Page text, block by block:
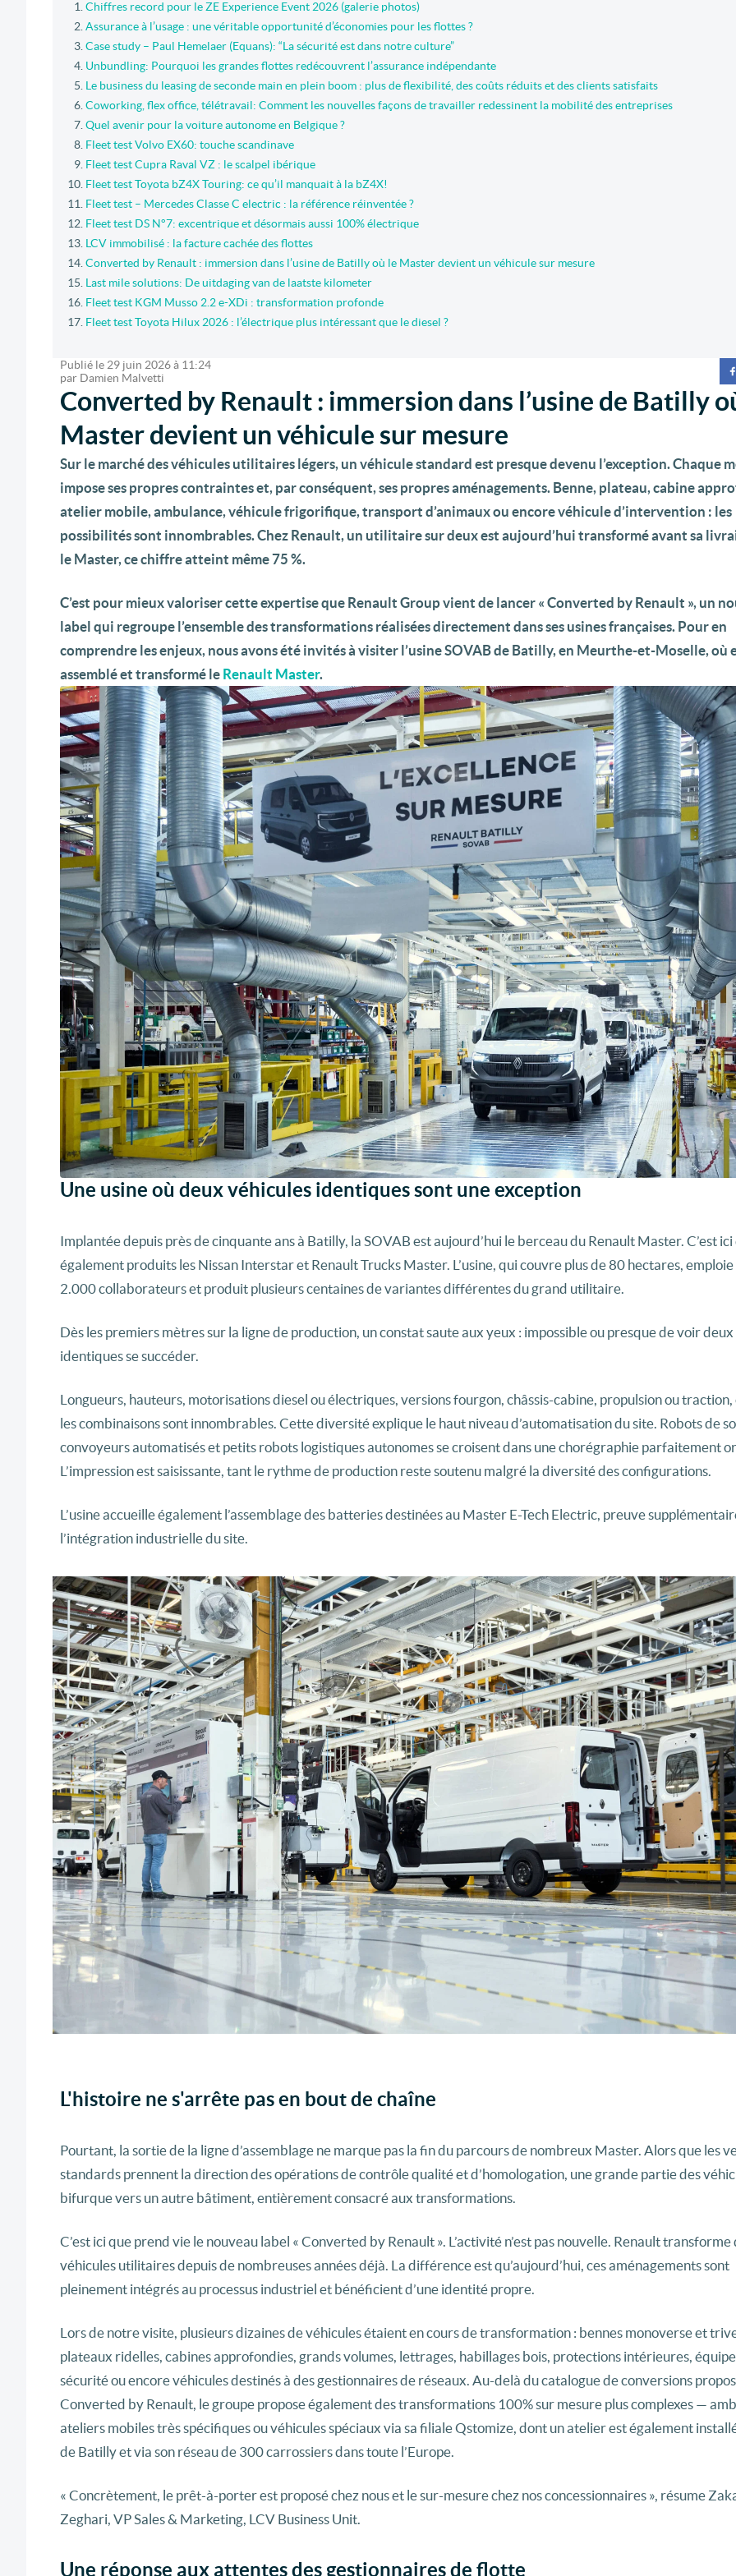
Chiffres record pour le ZE Experience Event 2026 (galerie photos)
Assurance à l’usage : une véritable opportunité d’économies pour les flottes ?
Case study – Paul Hemelaer (Equans): “La sécurité est dans notre culture”
Unbundling: Pourquoi les grandes flottes redécouvrent l’assurance indépendante
Le business du leasing de seconde main en plein boom : plus de flexibilité, des coûts réduits et des clients satisfaits
Coworking, flex office, télétravail: Comment les nouvelles façons de travailler redessinent la mobilité des entreprises
Quel avenir pour la voiture autonome en Belgique ?
Fleet test Volvo EX60: touche scandinave
Fleet test Cupra Raval VZ : le scalpel ibérique
Fleet test Toyota bZ4X Touring: ce qu’il manquait à la bZ4X!
Fleet test – Mercedes Classe C electric : la référence réinventée ?
Fleet test DS N°7: excentrique et désormais aussi 100% électrique
LCV immobilisé : la facture cachée des flottes
Converted by Renault : immersion dans l’usine de Batilly où le Master devient un véhicule sur mesure
Last mile solutions: De uitdaging van de laatste kilometer
Fleet test KGM Musso 2.2 e-XDi : transformation profonde
Fleet test Toyota Hilux 2026 : l’électrique plus intéressant que le diesel ?
Publié le 29 juin 2026 à 11:24
par Damien Malvetti
Converted by Renault : immersion dans l’usine de Batilly
Master devient un véhicule sur mesure
Sur le marché des véhicules utilitaires légers, un véhicule standard est presque devenu l’exception. Chaque
impose ses propres contraintes et, par conséquent, ses propres aménagements. Benne, plateau, cabine
atelier mobile, ambulance, véhicule frigorifique, transport d’animaux ou encore véhicule d’intervention : les
possibilités sont innombrables. Chez Renault, un utilitaire sur deux est aujourd’hui transformé avant sa
le Master, ce chiffre atteint même 75 %.
C’est pour mieux valoriser cette expertise que Renault Group vient de lancer « Converted by Renault », un
label qui regroupe l’ensemble des transformations réalisées directement dans ses usines françaises. Pour en
comprendre les enjeux, nous avons été invités à visiter l’usine SOVAB de Batilly, en Meurthe-et-Moselle, où
assemblé et transformé le Renault Master.
Une usine où deux véhicules identiques sont une exception
Implantée depuis près de cinquante ans à Batilly, la SOVAB est aujourd’hui le berceau du Renault Master. C’est ici
également produits les Nissan Interstar et Renault Trucks Master. L’usine, qui couvre plus de 80 hectares, emploie
2.000 collaborateurs et produit plusieurs centaines de variantes différentes du grand utilitaire.
Dès les premiers mètres sur la ligne de production, un constat saute aux yeux : impossible ou presque de voir
identiques se succéder.
Longueurs, hauteurs, motorisations diesel ou électriques, versions fourgon, châssis-cabine, propulsion ou
les combinaisons sont innombrables. Cette diversité explique le haut niveau d’automatisation du site. Robots de
convoyeurs automatisés et petits robots logistiques autonomes se croisent dans une chorégraphie parfaitement
L’impression est saisissante, tant le rythme de production reste soutenu malgré la diversité des configurations.
L’usine accueille également l’assemblage des batteries destinées au Master E-Tech Electric, preuve
l’intégration industrielle du site.
L'histoire ne s'arrête pas en bout de chaîne
Pourtant, la sortie de la ligne d’assemblage ne marque pas la fin du parcours de nombreux Master. Alors que les
standards prennent la direction des opérations de contrôle qualité et d’homologation, une grande partie des
bifurque vers un autre bâtiment, entièrement consacré aux transformations.
C’est ici que prend vie le nouveau label « Converted by Renault ». L’activité n’est pas nouvelle. Renault transforme
véhicules utilitaires depuis de nombreuses années déjà. La différence est qu’aujourd’hui, ces aménagements sont
pleinement intégrés au processus industriel et bénéficient d’une identité propre.
Lors de notre visite, plusieurs dizaines de véhicules étaient en cours de transformation : bennes monoverse et
plateaux ridelles, cabines approfondies, grands volumes, lettrages, habillages bois, protections intérieures,
sécurité ou encore véhicules destinés à des gestionnaires de réseaux. Au-delà du catalogue de conversions
Converted by Renault, le groupe propose également des transformations 100% sur mesure plus complexes —
ateliers mobiles très spécifiques ou véhicules spéciaux via sa filiale Qstomize, dont un atelier est également
de Batilly et via son réseau de 300 carrossiers dans toute l’Europe.
« Concrètement, le prêt-à-porter est proposé chez nous et le sur-mesure chez nos concessionnaires », résume
Zeghari, VP Sales & Marketing, LCV Business Unit.
Une réponse aux attentes des gestionnaires de flotte